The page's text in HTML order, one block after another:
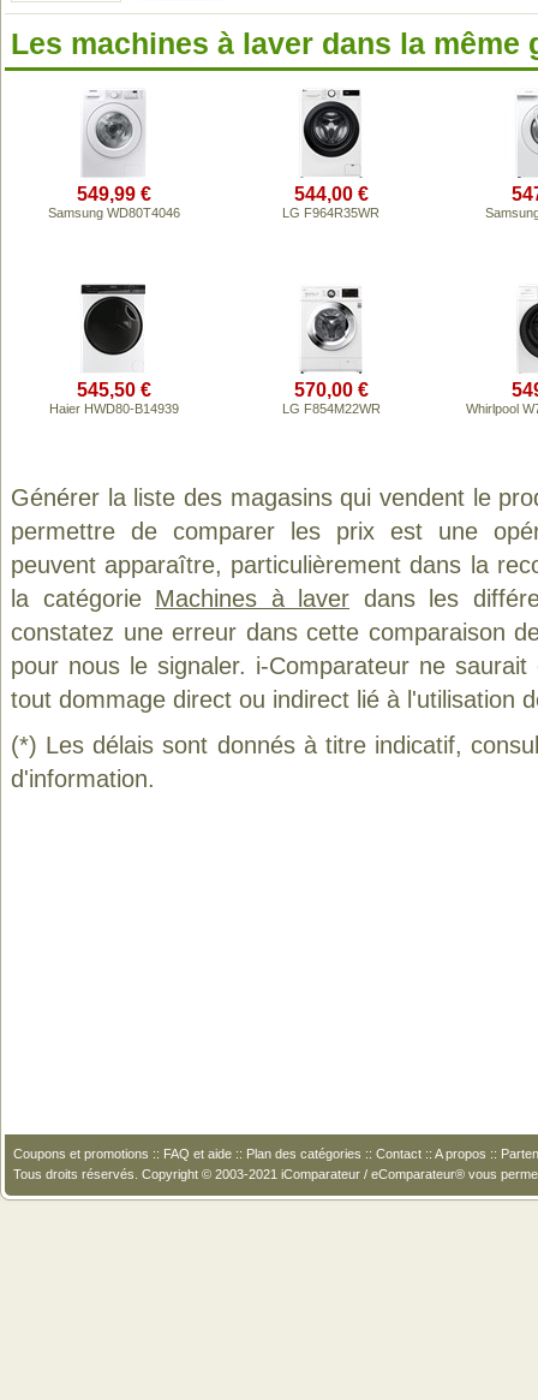
Les machines à laver dans la même
549,99 €
Samsung WD80T4046
544,00 €
LG F964R35WR
545,50 €
Haier HWD80-B14939
570,00 €
LG F854M22WR Whirlpool
Générer la liste des magasins qui vendent le
permettre de comparer les prix est une
peuvent apparaître, particulièrement dans la
la catégorie Machines à laver dans les
constatez une erreur dans cette comparaison
pour nous le signaler. i-Comparateur ne
tout dommage direct ou indirect lié à l'utilisation
(*) Les délais sont donnés à titre indicatif,
d'information.
Coupons et promotions :: FAQ et aide :: Plan des catégories :: Contact :: A propos ::
Tous droits réservés. Copyright © 2003-2021 iComparateur / eComparateur® vous